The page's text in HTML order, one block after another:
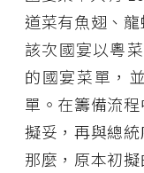
道菜有魚翅、
該次國宴以粵
的國宴菜單，
單。在籌備流
擬妥，再與總
那麼，原本初